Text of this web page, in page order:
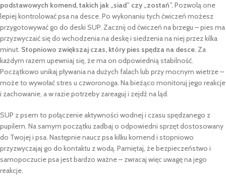
podstawowych komend, takich jak „siad” czy „zostań”.Pozwolą one
lepiej kontrolować psa na desce. Po wykonaniu tych ćwiczeń możesz
przygotowywać go do deski SUP. Zacznij od ćwiczeń na brzegu – pies ma
przyzwyczaić się do wchodzenia na deskę i siedzenia na niej przez kilka
minut. Stopniowo zwiększaj czas, który pies spędza na desce.Za
każdym razem upewniaj się, że ma on odpowiednią stabilność.
Początkowo unikaj pływania na dużych falach lub przy mocnym wietrze –
może to wywołać stres u czworonoga. Na bieżąco monitoruj jego reakcje
i zachowanie, a w razie potrzeby zareaguj i zejdź na ląd.
SUP z psem to połączenie aktywności wodnej i czasu spędzanego z
pupilem. Na samym początku zadbaj o odpowiedni sprzęt dostosowany
do Twojej i psa. Następnie naucz psa kilku komend i stopniowo
przyzwyczajaj go do kontaktu z wodą. Pamiętaj, że bezpieczeństwo i
samopoczucie psa jest bardzo ważne – zwracaj więc uwagę na jego
reakcje.